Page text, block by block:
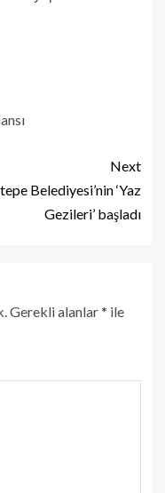
Next
Belediyesi’nin ‘Yaz
Gezileri’ başladı
Gerekli alanlar* ile